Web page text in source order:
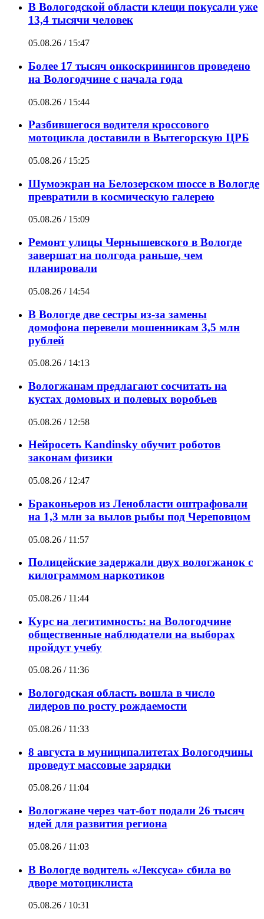
В Вологодской области клещи покусали уже
13,4 тысячи человек
05.08.26 / 15:47
Более 17 тысяч онкоскринингов проведено
на Вологодчине с начала года
05.08.26 / 15:44
Разбившегося водителя кроссового
мотоцикла доставили в Вытегорскую ЦРБ
05.08.26 / 15:25
Шумоэкран на Белозерском шоссе в Вологде
превратили в космическую галерею
05.08.26 / 15:09
Ремонт улицы Чернышевского в Вологде
завершат на полгода раньше, чем
планировали
05.08.26 / 14:54
В Вологде две сестры из-за замены
домофона перевели мошенникам 3,5 млн
рублей
05.08.26 / 14:13
Вологжанам предлагают сосчитать на
кустах домовых и полевых воробьев
05.08.26 / 12:58
Нейросеть Kandinsky обучит роботов
законам физики
05.08.26 / 12:47
Браконьеров из Ленобласти оштрафовали
на 1,3 млн за вылов рыбы под Череповцом
05.08.26 / 11:57
Полицейские задержали двух вологжанок с
килограммом наркотиков
05.08.26 / 11:44
Курс на легитимность: на Вологодчине
общественные наблюдатели на выборах
пройдут учебу
05.08.26 / 11:36
Вологодская область вошла в число
лидеров по росту рождаемости
05.08.26 / 11:33
8 августа в муниципалитетах Вологодчины
проведут массовые зарядки
05.08.26 / 11:04
Вологжане через чат-бот подали 26 тысяч
идей для развития региона
05.08.26 / 11:03
В Вологде водитель «Лексуса» сбила во
дворе мотоциклиста
05.08.26 / 10:31